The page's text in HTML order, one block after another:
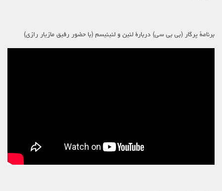
برنامۀ پرگار (بی بی سی) دربارۀ لنین و لنینیسم (با حضور رفیق مازیار رازی)